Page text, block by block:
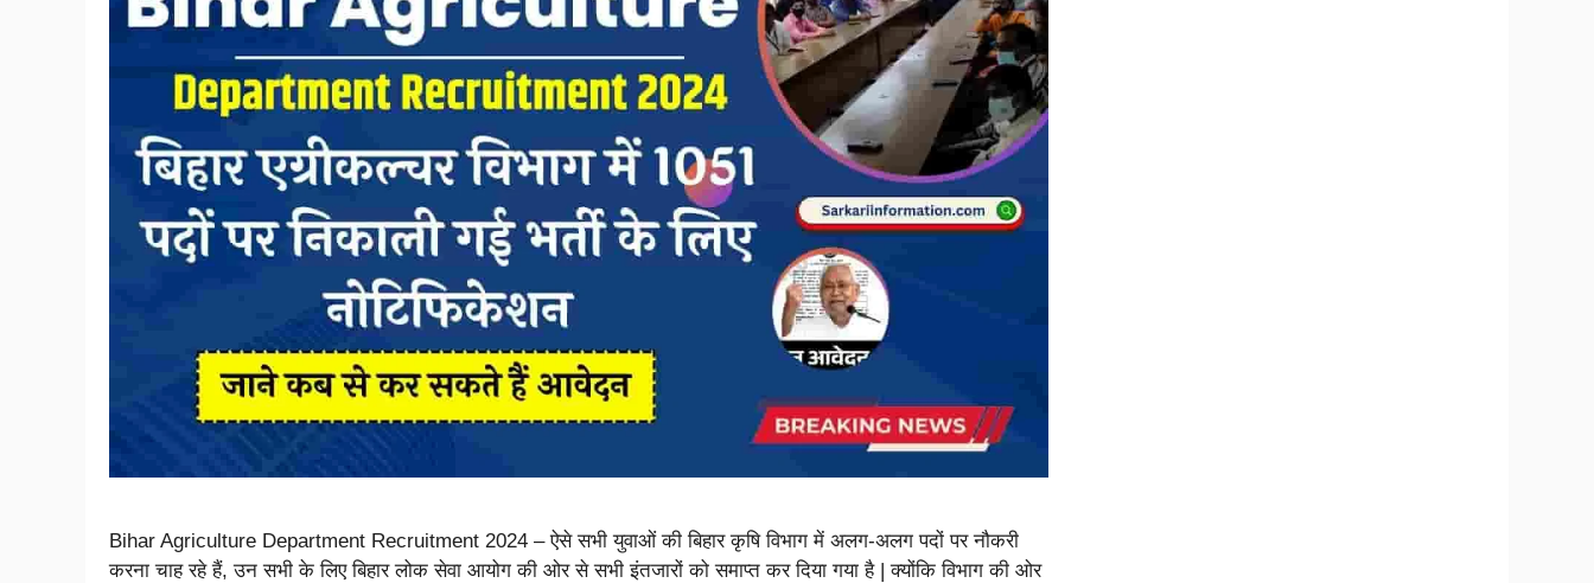
Bihar Agriculture Department Recruitment 2024 – ऐसे सभी युवाओं की बिहार कृषि विभाग में अलग-अलग पदों पर नौकरी
करना चाह रहे हैं, उन सभी के लिए बिहार लोक सेवा आयोग की ओर से सभी इंतजारों को समाप्त कर दिया गया है | क्योंकि विभाग की ओर